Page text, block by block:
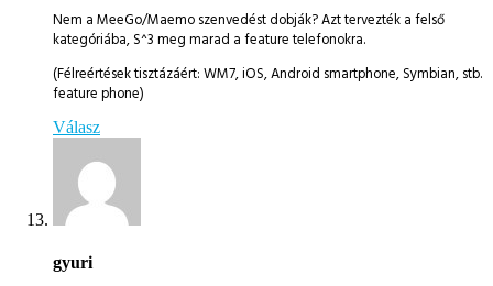
Nem a MeeGo/Maemo szenvedést dobják? Azt tervezték a felső
kategóriába, S^3 meg marad a feature telefonokra.
(Félreértések tisztázáért: WM7, iOS, Android smartphone, Symbian, stb.
feature phone)
Válasz
gyuri